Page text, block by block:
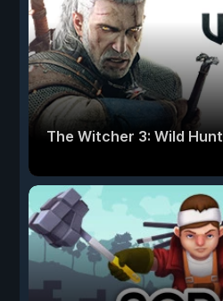
The Witcher 3: Wild Hunt